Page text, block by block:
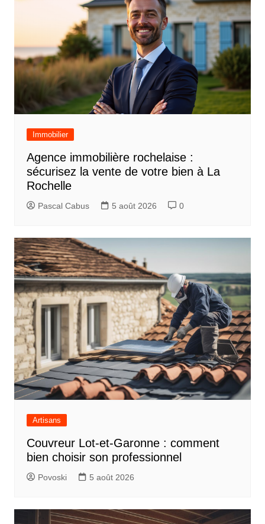
Immobilier
Agence immobilière rochelaise :
sécurisez la vente de votre bien à La
Rochelle
Pascal Cabus 5 août 2026 0
Artisans
Couvreur Lot-et-Garonne : comment
bien choisir son professionnel
Povoski 5 août 2026